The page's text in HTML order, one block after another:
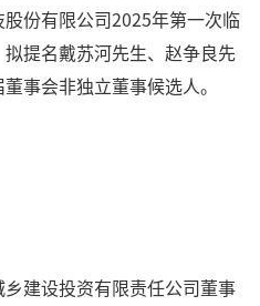
股份有限公司2025年第一次临
提名戴苏河先生、赵争良先
事会非独立董事候选人。
建设投资有限责任公司董事